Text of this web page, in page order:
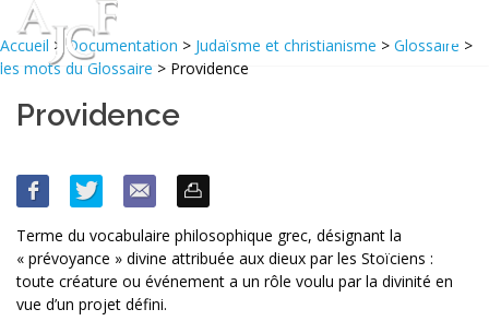
Accueil >Documentation > Judaïsme et christianisme > Glossaire >
les mots du Glossaire > Providence
Providence
Terme du vocabulaire philosophique grec, désignant la
« prévoyance » divine attribuée aux dieux par les Stoïciens :
toute créature ou événe­ment a un rôle voulu par la divinité en
vue d’un projet défini.